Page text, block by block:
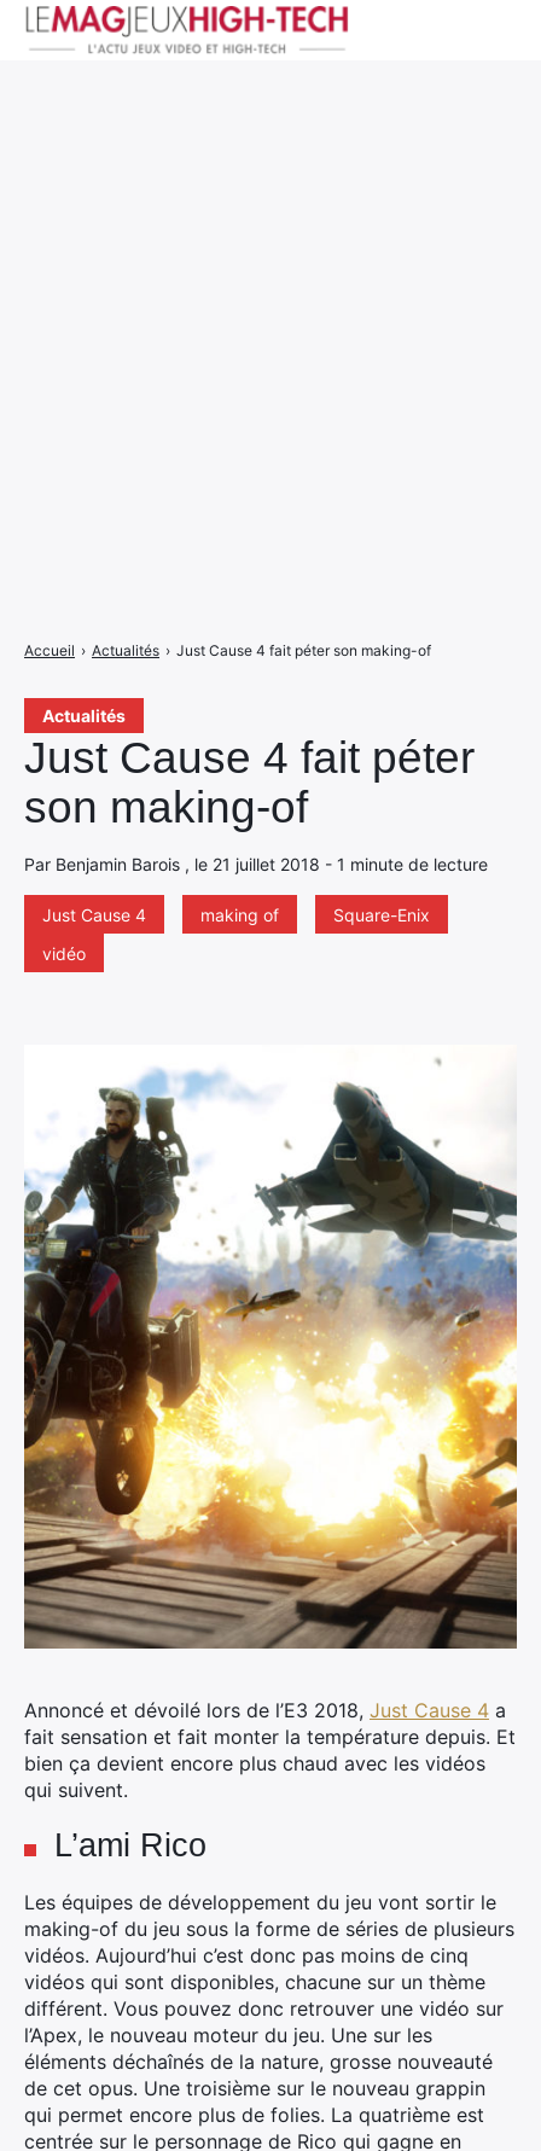
Actualités
Just Cause 4 fait péter
son making-of
Par Benjamin Barois , le 21 juillet 2018 - 1 minute de lecture
Just Cause 4 making of
Square-Enix
vidéo
Accueil › Actualités › Just Cause 4 fait péter son making-of
Annoncé et dévoilé lors de l’E3 2018, Just Cause 4 a
fait sensation et fait monter la température depuis. Et
bien ça devient encore plus chaud avec les vidéos
qui suivent.
L’ami Rico
Les équipes de développement du jeu vont sortir le
making-of du jeu sous la forme de séries de plusieurs
vidéos. Aujourd’hui c’est donc pas moins de cinq
vidéos qui sont disponibles, chacune sur un thème
différent. Vous pouvez donc retrouver une vidéo sur
l’Apex, le nouveau moteur du jeu. Une sur les
éléments déchaînés de la nature, grosse nouveauté
de cet opus. Une troisième sur le nouveau grappin
qui permet encore plus de folies. La quatrième est
centrée sur le personnage de Rico qui gagne en